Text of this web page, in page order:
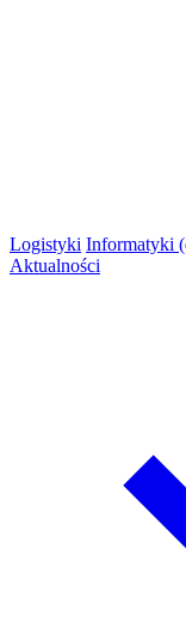
Logistyki Informatyki
Aktualności